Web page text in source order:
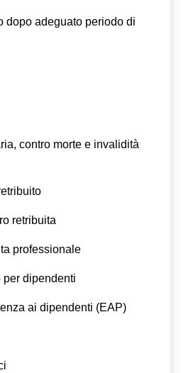
dopo adeguato periodo di
contro morte e invalidità
retribuita
professionale
per dipendenti
ai dipendenti (EAP)